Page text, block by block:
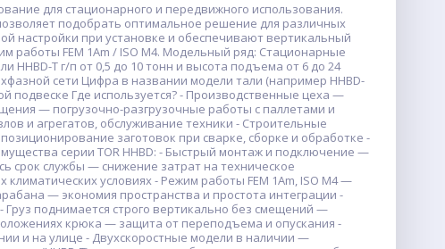
для стационарного и передвижного использования.
подобрать оптимальное решение для различных
настройки при установке и обеспечивают вертикальный
FEM 1Аm / ISO M4. Модельный ряд: Стационарные
HHBD-T г/п от 0,5 до 10 тонн и высота подъема от 6 до 24
сети Цифра в названии модели тали (например HHBD-
подвеске Где используется? - Производственные цеха —
— погрузочно-разгрузочные работы с паллетами и
и агрегатов, обслуживание техники - Строительные
заготовок при сварке, сборке и обработке -
серии TOR HHBD: - Быстрый монтаж и подключение —
срок службы — снижение затрат на техническое
условиях - Режим работы FEM 1Аm, ISO M4 —
— экономия пространства и простота интеграции -
поднимается строго вертикально без смещений —
крюка — защита от переподъема и опускания -
и на улице - Двухскоростные модели в наличии —